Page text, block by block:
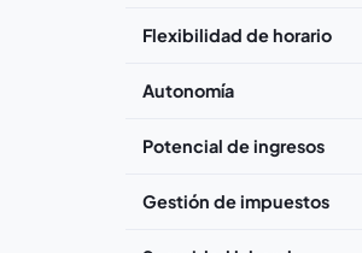
Flexibilidad de horario
Autonomía
Potencial de ingresos
Gestión de impuestos